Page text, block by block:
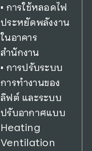
• การใช้หลอดไฟ
ประหยัดพลังงาน
ในอาคาร
สำนักงาน
• การปรับระบบ
การทำงานของ
ลิฟต์ และระบบ
ปรับอากาศแบบ
Heating
Ventilation